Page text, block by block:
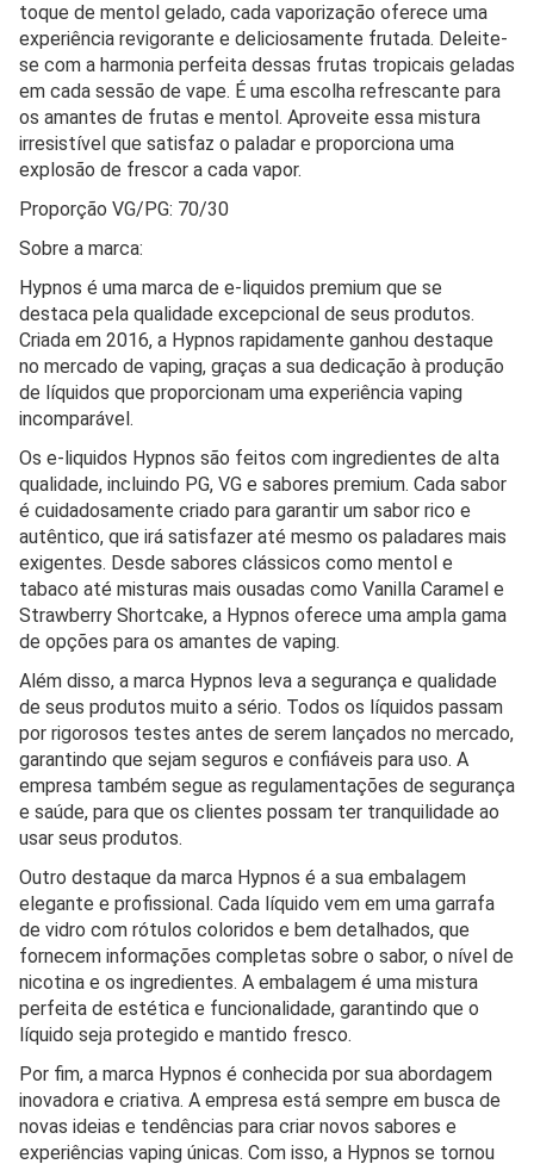
toque de mentol gelado, cada vaporização oferece uma
experiência revigorante e deliciosamente frutada. Deleite-
se com a harmonia perfeita dessas frutas tropicais geladas
em cada sessão de vape. É uma escolha refrescante para
os amantes de frutas e mentol. Aproveite essa mistura
irresistível que satisfaz o paladar e proporciona uma
explosão de frescor a cada vapor.
Proporção VG/PG: 70/30
Sobre a marca:
Hypnos é uma marca de e-liquidos premium que se
destaca pela qualidade excepcional de seus produtos.
Criada em 2016, a Hypnos rapidamente ganhou destaque
no mercado de vaping, graças a sua dedicação à produção
de líquidos que proporcionam uma experiência vaping
incomparável.
Os e-liquidos Hypnos são feitos com ingredientes de alta
qualidade, incluindo PG, VG e sabores premium. Cada sabor
é cuidadosamente criado para garantir um sabor rico e
autêntico, que irá satisfazer até mesmo os paladares mais
exigentes. Desde sabores clássicos como mentol e
tabaco até misturas mais ousadas como Vanilla Caramel e
Strawberry Shortcake, a Hypnos oferece uma ampla gama
de opções para os amantes de vaping.
Além disso, a marca Hypnos leva a segurança e qualidade
de seus produtos muito a sério. Todos os líquidos passam
por rigorosos testes antes de serem lançados no mercado,
garantindo que sejam seguros e confiáveis para uso. A
empresa também segue as regulamentações de segurança
e saúde, para que os clientes possam ter tranquilidade ao
usar seus produtos.
Outro destaque da marca Hypnos é a sua embalagem
elegante e profissional. Cada líquido vem em uma garrafa
de vidro com rótulos coloridos e bem detalhados, que
fornecem informações completas sobre o sabor, o nível de
nicotina e os ingredientes. A embalagem é uma mistura
perfeita de estética e funcionalidade, garantindo que o
líquido seja protegido e mantido fresco.
Por fim, a marca Hypnos é conhecida por sua abordagem
inovadora e criativa. A empresa está sempre em busca de
novas ideias e tendências para criar novos sabores e
experiências vaping únicas. Com isso, a Hypnos se tornou